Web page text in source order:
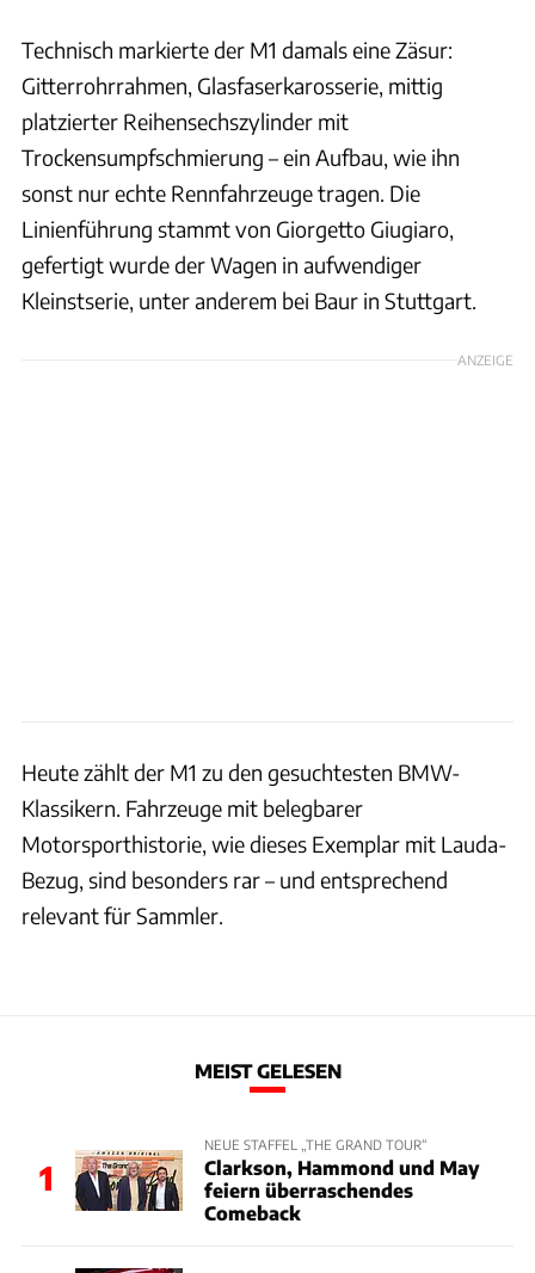
Technisch markierte der M1 damals eine Zäsur:
Gitterrohrrahmen, Glasfaserkarosserie, mittig
platzierter Reihensechszylinder mit
Trockensumpfschmierung – ein Aufbau, wie ihn
sonst nur echte Rennfahrzeuge tragen. Die
Linienführung stammt von Giorgetto Giugiaro,
gefertigt wurde der Wagen in aufwendiger
Kleinstserie, unter anderem bei Baur in Stuttgart.
ANZEIGE
Heute zählt der M1 zu den gesuchtesten BMW-
Klassikern. Fahrzeuge mit belegbarer
Motorsporthistorie, wie dieses Exemplar mit Lauda-
Bezug, sind besonders rar – und entsprechend
relevant für Sammler.
MEIST GELESEN
1
NEUE STAFFEL „THE GRAND TOUR“
Clarkson, Hammond und May
feiern überraschendes
Comeback